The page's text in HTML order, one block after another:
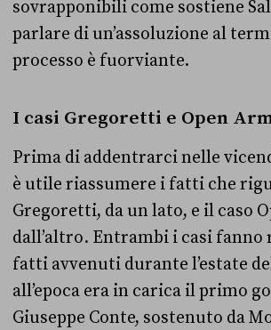
sovrapponibili come sostiene
parlare di un’assoluzione al
processo è fuorviante.
I casi Gregoretti e Open
Prima di addentrarci nelle
è utile riassumere i fatti che
Gregoretti, da un lato, e il caso
dall’altro. Entrambi i casi
fatti avvenuti durante l’estate
all’epoca era in carica il primo
Giuseppe Conte, sostenuto da